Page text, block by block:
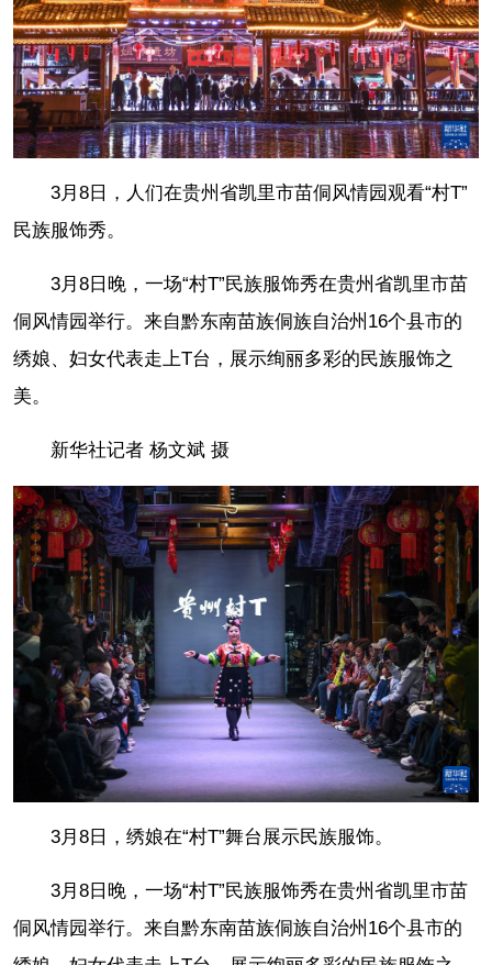
3月8日，人们在贵州省凯里市苗侗风情园观看“村T”
民族服饰秀。
3月8日晚，一场“村T”民族服饰秀在贵州省凯里市苗
侗风情园举行。来自黔东南苗族侗族自治州16个县市的
绣娘、妇女代表走上T台，展示绚丽多彩的民族服饰之
美。
新华社记者 杨文斌 摄
3月8日，绣娘在“村T”舞台展示民族服饰。
3月8日晚，一场“村T”民族服饰秀在贵州省凯里市苗
侗风情园举行。来自黔东南苗族侗族自治州16个县市的